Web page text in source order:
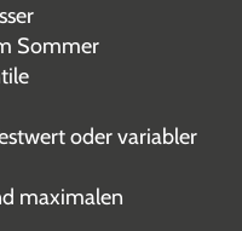
Sommer
oder variabler
maximalen